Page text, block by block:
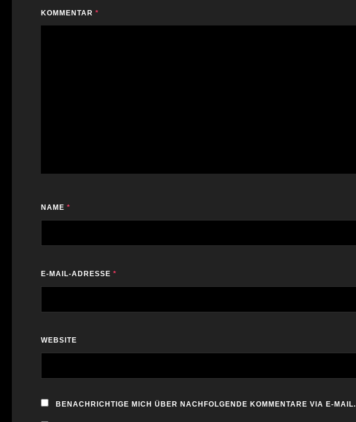
KOMMENTAR *
NAME *
E-MAIL-ADRESSE *
WEBSITE
BENACHRICHTIGE MICH ÜBER NACHFOLGENDE KOMMENTARE VIA E-MAIL.